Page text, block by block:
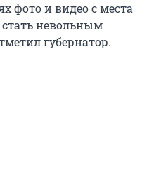
фото и видео с места
невольным
губернатор.